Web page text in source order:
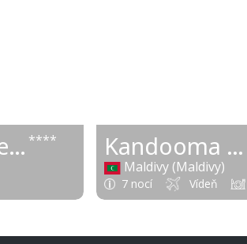
NH Collection Maldives Reethi Resort ****
Kandooma Maldives
Maldivy (Maldivy)
7 nocí Vídeň